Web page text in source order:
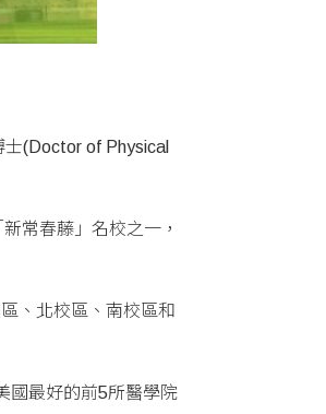
(Doctor of Physical
常春藤」名校之一，
、北校區、南校區和
國最好的前5所醫學院